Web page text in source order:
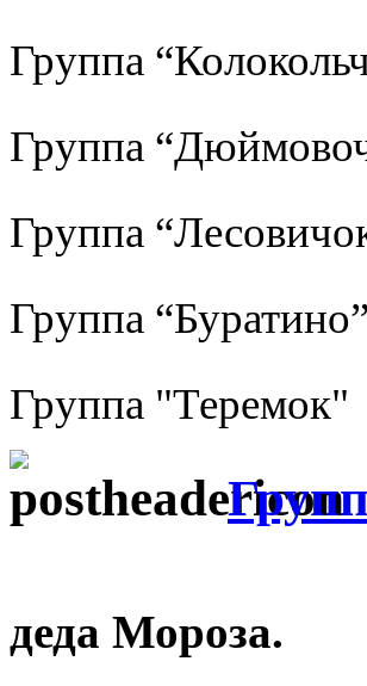
Группа
Группа
Группа
Группа “Буратино”
Группа "Теремок"
деда Мороза.